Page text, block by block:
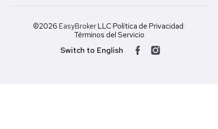
©2026 EasyBrokerLLC·Política de Privacidad·
Términos del Servicio
Switch to English